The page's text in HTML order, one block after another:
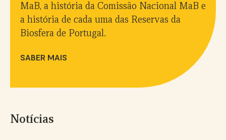
MaB, a história da Comissão Nacional MaB e
a história de cada uma das Reservas da
Biosfera de Portugal.
SABER MAIS
Notícias